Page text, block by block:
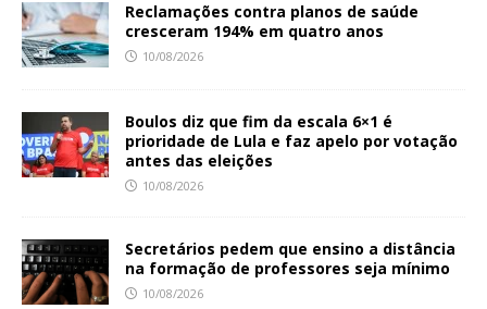
Reclamações contra planos de saúde
cresceram 194% em quatro anos
10/08/2026
Boulos diz que fim da escala 6×1 é
prioridade de Lula e faz apelo por votação
antes das eleições
10/08/2026
Secretários pedem que ensino a distância
na formação de professores seja mínimo
10/08/2026